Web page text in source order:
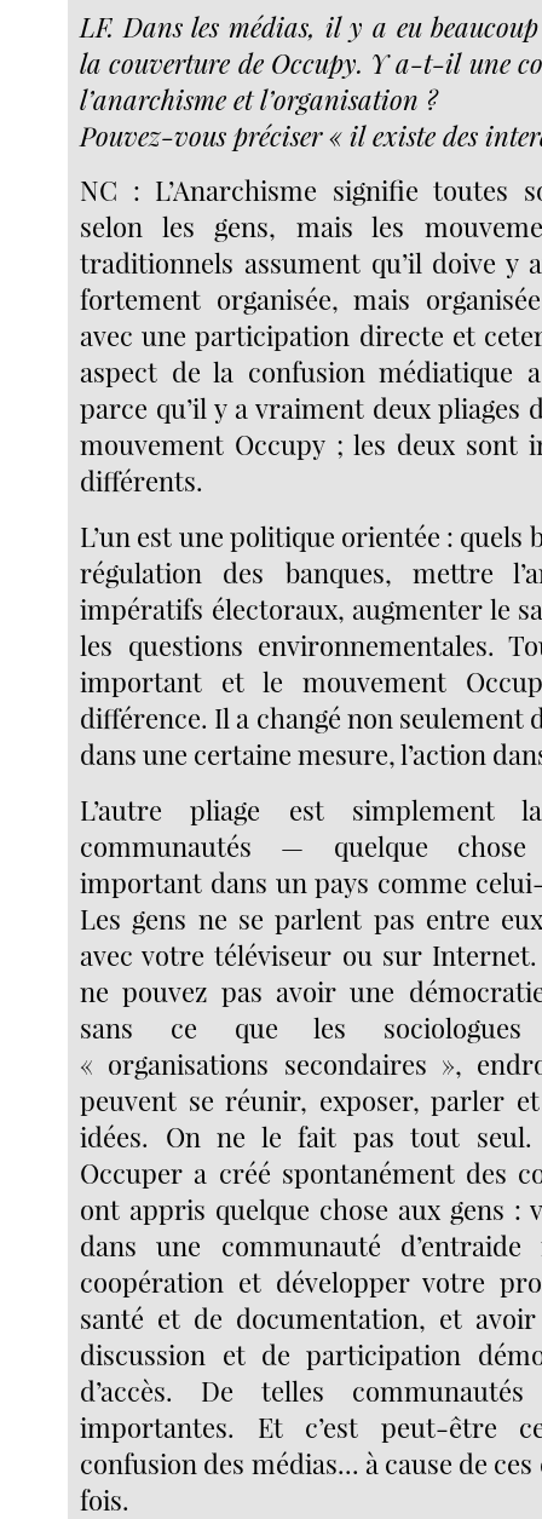
LF. Dans les médias, il y a eu
la couverture de Occupy. Y a-t-il une
l’anarchisme et l’organisation ?
Pouvez-vous préciser « il existe des
NC : L’Anarchisme signifie toutes
selon les gens, mais les
traditionnels assument qu’il doive y
fortement organisée, mais
avec une participation directe et
aspect de la confusion médiatique
parce qu’il y a vraiment deux pliages
mouvement Occupy ; les deux sont
différents.
L’un est une politique orientée : quels
régulation des banques, mettre
impératifs électoraux, augmenter le
les questions environnementales.
important et le mouvement
différence. Il a changé non seulement
dans une certaine mesure, l’action
L’autre pliage est simplement
communautés — quelque chose
important dans un pays comme
Les gens ne se parlent pas entre
avec votre téléviseur ou sur
ne pouvez pas avoir une
sans ce que les sociologues
« organisations secondaires »,
peuvent se réunir, exposer, parler
idées. On ne le fait pas tout seul.
Occuper a créé spontanément des
ont appris quelque chose aux gens :
dans une communauté
coopération et développer votre
santé et de documentation, et avoir
discussion et de participation
d’accès. De telles
importantes. Et c’est peut-être
confusion des médias... à cause de
fois.